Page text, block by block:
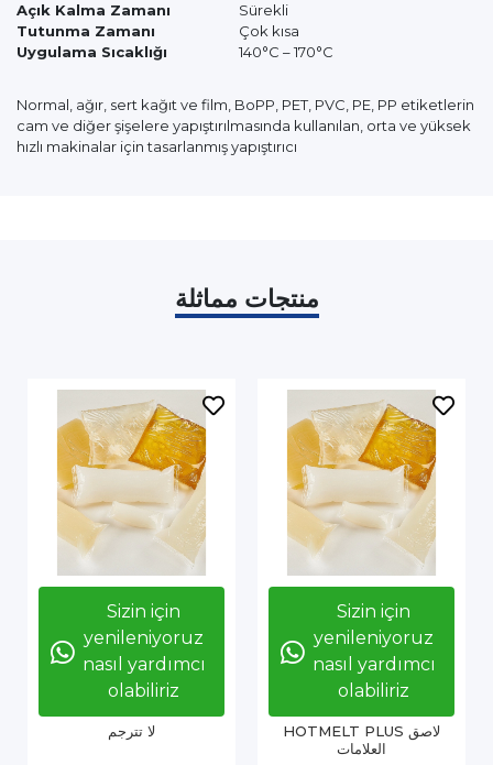
Açık Kalma Zamanı
Sürekli
Tutunma Zamanı
Çok kısa
Uygulama Sıcaklığı
140°C – 170°C
Normal, ağır, sert kağıt ve film, BoPP, PET, PVC, PE, PP etiketlerin
cam ve diğer şişelere yapıştırılmasında kullanılan, orta ve yüksek
hızlı makinalar için tasarlanmış yapıştırıcı
منتجات مماثلة
Sizin için
yenileniyoruz
nasıl yardımcı
olabiliriz
لا تترجم
Sizin için
yenileniyoruz
nasıl yardımcı
olabiliriz
HOTMELT PLUS لاصق
العلامات